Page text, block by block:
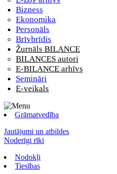
Bizness
Ekonomika
Personāls
Brīvbrīdis
Žurnāls BILANCE
BILANCES autori
E-BILANCE arhīvs
Semināri
E-veikals
Grāmatvedība
Jautājumi un atbildes
Noderīgi rīki
Nodokļi
Tiesības